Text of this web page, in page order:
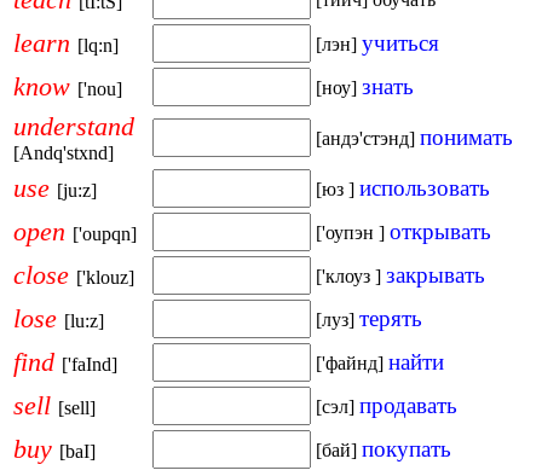
learn [lq:n] [лэн] учиться
know ['nou] [ноу] знать
understand
[Andq'stxnd]
[андэ'стэнд] понимать
use [ju:z] [юз ] использовать
open ['oupqn] ['оупэн ] открывать
close ['klouz] ['клоуз ] закрывать
lose [lu:z] [луз] терять
find ['faInd] ['файнд] найти
sell [sell] [сэл] продавать
buy [baI] [бай] покупать